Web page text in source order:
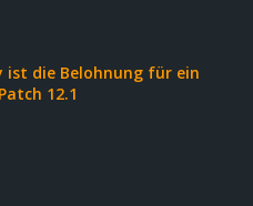
ist die Belohnung für ein
12.1